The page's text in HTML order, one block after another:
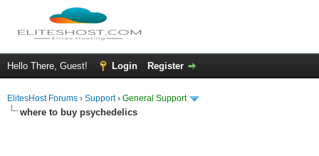
Hello There, Guest! Login Register
ElitesHost Forums › Support› General Support
where to buy psychedelics